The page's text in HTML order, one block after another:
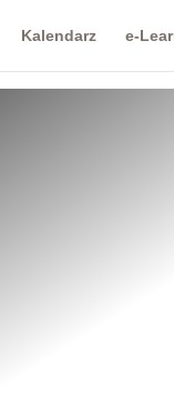
Kalendarz e-